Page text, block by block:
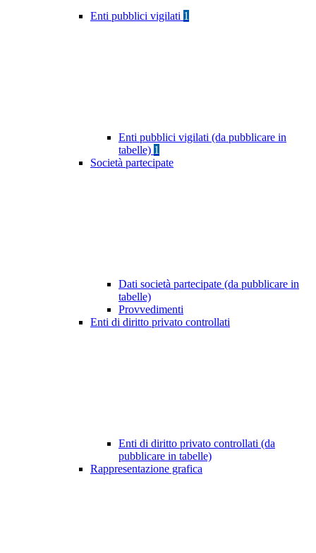
Enti pubblici vigilati 1
Enti pubblici vigilati (da pubblicare in
tabelle) 1
Società partecipate
Dati società partecipate (da pubblicare in
tabelle)
Provvedimenti
Enti di diritto privato controllati
Enti di diritto privato controllati (da
pubblicare in tabelle)
Rappresentazione grafica